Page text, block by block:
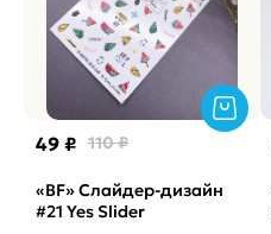
49 ₽ 110 ₽
«BF» Слайдер-дизайн
#21 Yes Slider